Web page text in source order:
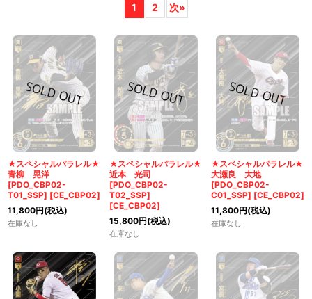
並び順 :
絞り込む
1 2 次»
★スペシャルパラレル★
青柳 晃洋
[PDO_CBP02-
T01_SSP] [CE_CBP02]
11,800円(税込)
在庫なし
★スペシャルパラレル★
近本 光司
[PDO_CBP02-
T02_SSP]
[CE_CBP02]
15,800円(税込)
在庫なし
★スペシャルパラレル★
大瀬良 大地
[PDO_CBP02-
C01_SSP] [CE_CBP02]
11,800円(税込)
在庫なし